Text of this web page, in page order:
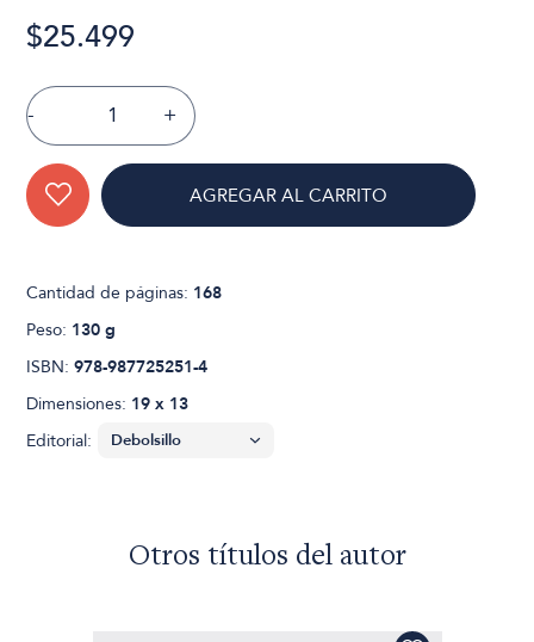
$25.499
- +
AGREGAR AL CARRITO
Cantidad de páginas: 168
Peso: 130 g
ISBN:978-987725251-4
Dimensiones: 19 x 13
Editorial:
Otros títulos del autor